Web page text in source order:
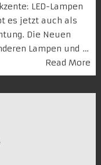
LED-Lampen
es jetzt auch als
Die Neuen
Lampen und …
Read More